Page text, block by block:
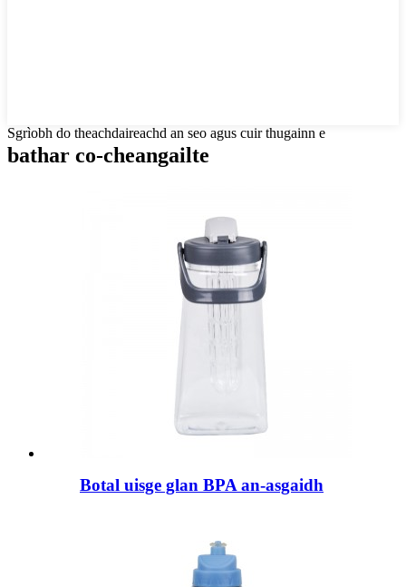
Sgrìobh do theachdaireachd an seo agus cuir thugainn e
bathar co-cheangailte
Botal uisge glan BPA an-asgaidh